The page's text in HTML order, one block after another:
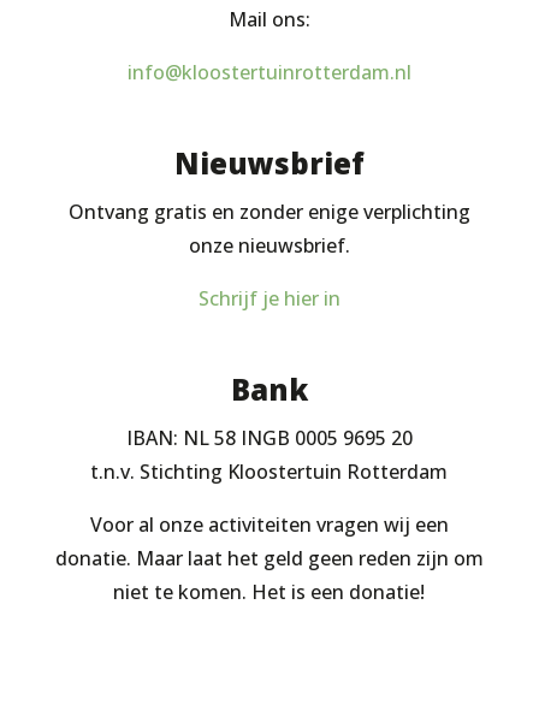
Mail ons:
info@kloostertuinrotterdam.nl
Nieuwsbrief
Ontvang gratis en zonder enige verplichting
onze nieuwsbrief.
Schrijf je hier in
Bank
IBAN: NL 58 INGB 0005 9695 20
t.n.v. Stichting Kloostertuin Rotterdam
Voor al onze activiteiten vragen wij een
donatie. Maar laat het geld geen reden zijn om
niet te komen. Het is een donatie!